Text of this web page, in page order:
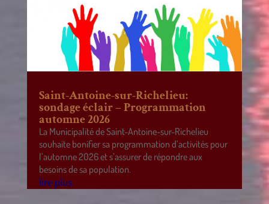
Saint-Antoine-sur-Richelieu:
sondage éclair – Programmation
automne 2026
La Municipalité de Saint-Antoine-sur-Richelieu
souhaite bonifier sa programmation d’activités pour
l’automne 2026 et s’assurer de répondre aux
besoins de sa population.
lire plus